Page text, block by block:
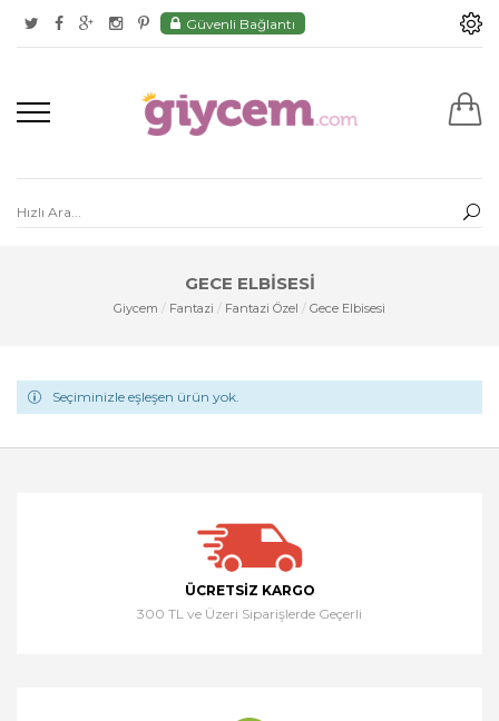
Güvenli Bağlantı
GECE ELBISESI
Giycem / Fantazi / Fantazi Özel / Gece Elbisesi
Seçiminizle eşleşen ürün yok.
ÜCRETSIZ KARGO
300 TL ve Üzeri Siparişlerde Geçerli